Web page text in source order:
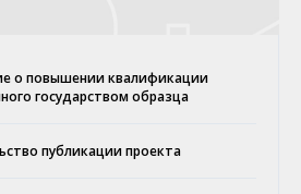
о повышении квалификации
государством образца
публикации проекта